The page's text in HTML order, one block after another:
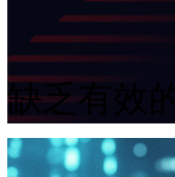
缺乏有效